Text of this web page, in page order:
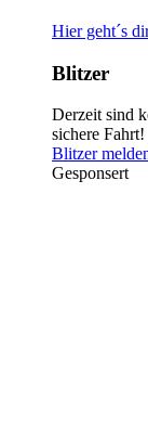
Hier geht´s
Blitzer
Derzeit sind
sichere Fahrt!
Blitzer
Gesponsert